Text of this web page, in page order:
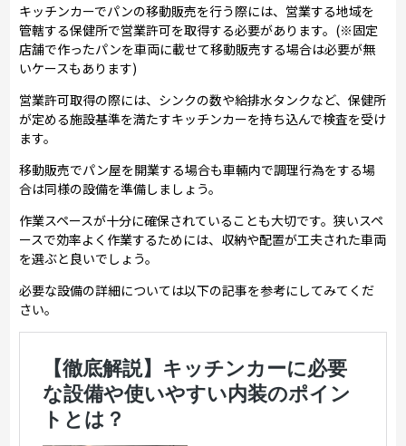
キッチンカーでパンの移動販売を行う際には、営業する地域を
管轄する保健所で営業許可を取得する必要があります。(※固定
店舗で作ったパンを車両に載せて移動販売する場合は必要が無
いケースもあります)
営業許可取得の際には、シンクの数や給排水タンクなど、保健所
が定める施設基準を満たすキッチンカーを持ち込んで検査を受け
ます。
移動販売でパン屋を開業する場合も車輛内で調理行為をする場
合は同様の設備を準備しましょう。
作業スペースが十分に確保されていることも大切です。狭いスペ
ースで効率よく作業するためには、収納や配置が工夫された車両
を選ぶと良いでしょう。
必要な設備の詳細については以下の記事を参考にしてみてくだ
さい。